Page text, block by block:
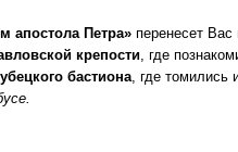
апостола Петра» перенесет
крепости, где
бастиона, где томились